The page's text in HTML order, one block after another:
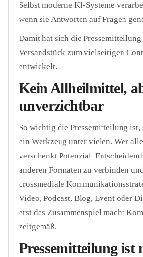
Selbst moderne KI-Systeme
wenn sie Antworten auf Fragen
Damit hat sich die
Versandstück zum vielseitigen
entwickelt.
Kein Allheilmittel,
unverzichtbar
So wichtig die Pressemitteilung
ein Werkzeug unter vielen. Wer
verschenkt Potenzial.
anderen Formaten zu verbinden
crossmediale
Video, Podcast, Blog, Event oder
erst das Zusammenspiel macht
zeitgemäß.
Pressemitteilung ist